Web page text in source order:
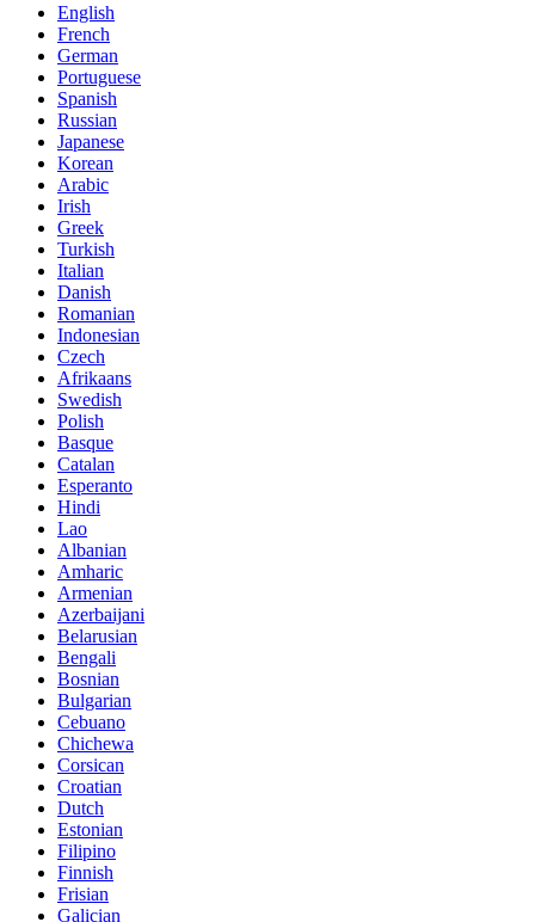
English
French
German
Portuguese
Spanish
Russian
Japanese
Korean
Arabic
Irish
Greek
Turkish
Italian
Danish
Romanian
Indonesian
Czech
Afrikaans
Swedish
Polish
Basque
Catalan
Esperanto
Hindi
Lao
Albanian
Amharic
Armenian
Azerbaijani
Belarusian
Bengali
Bosnian
Bulgarian
Cebuano
Chichewa
Corsican
Croatian
Dutch
Estonian
Filipino
Finnish
Frisian
Galician